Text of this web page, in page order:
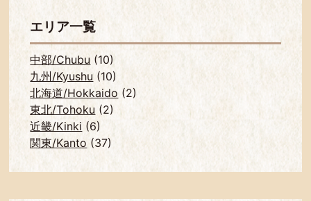
エリア一覧
中部/Chubu (10)
九州/Kyushu (10)
北海道/Hokkaido (2)
東北/Tohoku (2)
近畿/Kinki (6)
関東/Kanto (37)